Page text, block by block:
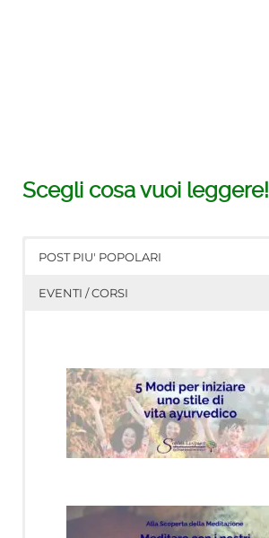
Scegli cosa vuoi leggere!
POST PIU' POPOLARI
EVENTI / CORSI